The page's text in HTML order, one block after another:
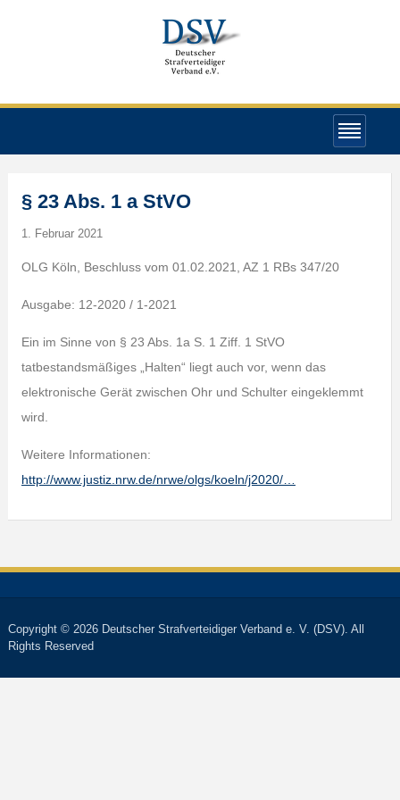
§ 23 Abs. 1 a StVO
1. Februar 2021
OLG Köln, Beschluss vom 01.02.2021, AZ 1 RBs 347/20
Ausgabe: 12-2020 / 1-2021
Ein im Sinne von § 23 Abs. 1a S. 1 Ziff. 1 StVO
tatbestandsmäßiges „Halten“ liegt auch vor, wenn das
elektronische Gerät zwischen Ohr und Schulter eingeklemmt
wird.
Weitere Informationen:
http://www.justiz.nrw.de/nrwe/olgs/koeln/j2020/…
Copyright © 2026 Deutscher Strafverteidiger Verband e. V. (DSV). All
Rights Reserved